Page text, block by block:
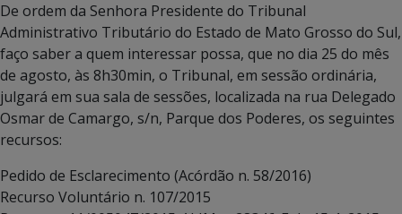
De ordem da Senhora Presidente do Tribunal
Administrativo Tributário do Estado de Mato Grosso do Sul,
faço saber a quem interessar possa, que no dia 25 do mês
de agosto, às 8h30min, o Tribunal, em sessão ordinária,
julgará em sua sala de sessões, localizada na rua Delegado
Osmar de Camargo, s/n, Parque dos Poderes, os seguintes
recursos:
Pedido de Esclarecimento (Acórdão n. 58/2016)
Recurso Voluntário n. 107/2015